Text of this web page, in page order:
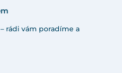
rádi vám poradíme a